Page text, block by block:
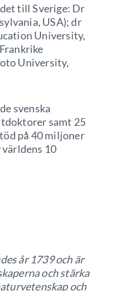
till Sverige: Dr
USA); dr
University,
University,
svenska
samt 25
på 40 miljoner
10
år 1739 och är
och stärka
och